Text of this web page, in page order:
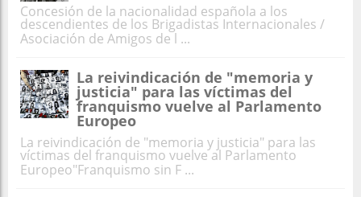
Concesión de la nacionalidad española a los
descendientes de los Brigadistas Internacionales /
Asociación de Amigos de l ...
La reivindicación de "memoria y
justicia" para las víctimas del
franquismo vuelve al Parlamento
Europeo
La reivindicación de "memoria y justicia" para las
víctimas del franquismo vuelve al Parlamento
Europeo"Franquismo sin F ...